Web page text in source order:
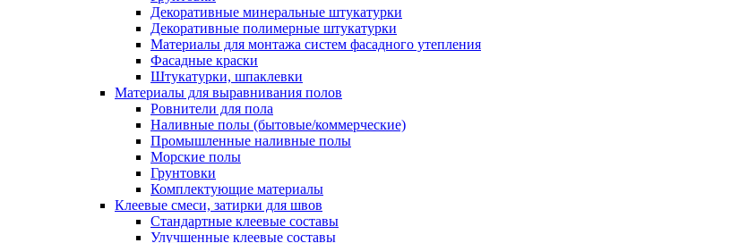
Декоративные минеральные штукатурки
Декоративные полимерные штукатурки
Материалы для монтажа систем фасадного утепления
Фасадные краски
Штукатурки, шпаклевки
Материалы для выравнивания полов
Ровнители для пола
Наливные полы (бытовые/коммерческие)
Промышленные наливные полы
Морские полы
Грунтовки
Комплектующие материалы
Клеевые смеси, затирки для швов
Стандартные клеевые составы
Улучшенные клеевые составы